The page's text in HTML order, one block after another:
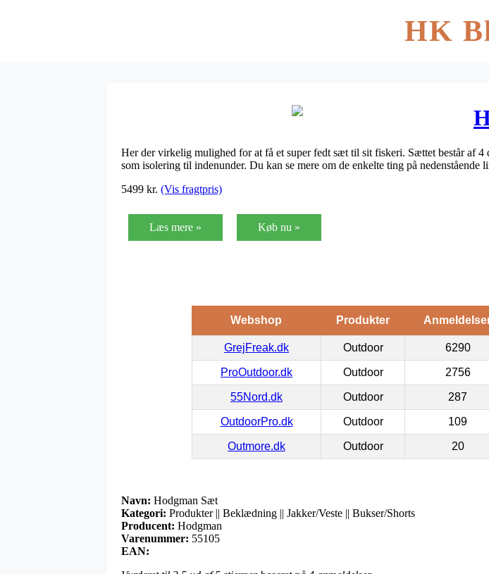
HK
Her der virkelig mulighed for at få et super fedt sæt til sit fiskeri. Sættet består af
som isolering til indenunder. Du kan se mere om de enkelte ting på nedenstående
5499 kr. (Vis fragtpris)
Læs mere » Køb nu »
Webshop Produkter
GrejFreak.dk Outdoor 6290
ProOutdoor.dk Outdoor 2756
55Nord.dk Outdoor 287
OutdoorPro.dk Outdoor 109
Outmore.dk Outdoor 20
Navn: Hodgman Sæt
Kategori: Produkter || Beklædning || Jakker/Veste || Bukser/Shorts
Producent: Hodgman
Varenummer: 55105
EAN: